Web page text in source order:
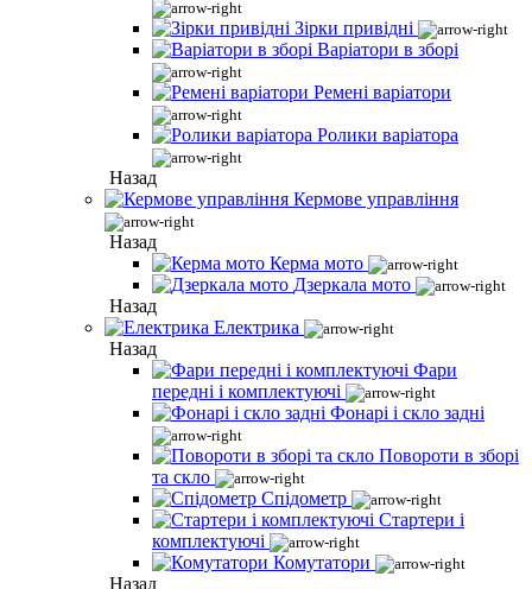
Зірки привідні
Варіатори в зборі
Ремені варіатори
Ролики варіатора
Назад
Кермове управління
Назад
Керма мото
Дзеркала мото
Назад
Електрика
Назад
Фари
передні і комплектуючі
Фонарі і скло задні
Повороти в зборі
та скло
Спідометр
Стартери і
комплектуючі
Комутатори
Назад